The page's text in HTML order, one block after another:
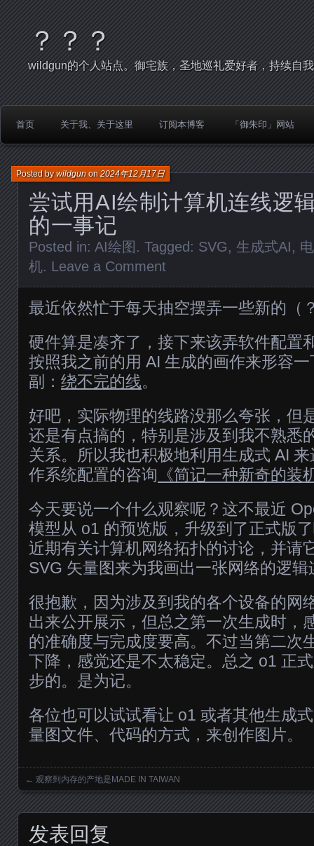
？？？
wildgun的个人站点。御宅族，圣地巡礼爱好者，持续自
首页 关于我、关于这里 订阅本博客 「御朱印」网站
尝试用AI绘制计算机连线逻
的一事记
Posted bywildgunon2024年12月17日
Posted in: AI绘图 . Tagged: SVG, 生成式AI,
机. Leave a Comment
最近依然忙于每天抽空摆弄一些新的（
硬件算是凑齐了，接下来该弄软件配置
按照我之前的用 AI 生成的画作来形容
副： 绕不完的线。
好吧，实际物理的线路没那么夸张，但
还是有点搞的，特别是涉及到我不熟悉
关系。所以我也积极地利用生成式 AI
作系统配置的咨询 《简记一种新奇的装
今天要说一个什么观察呢？这不最近
模型从 o1 的预览版，升级到了正式版
近期有关计算机网络拓扑的讨论，并请
SVG 矢量图来为我画出一张网络的逻辑
很抱歉，因为涉及到我的各个设备的网
出来公开展示，但总之第一次生成时，
的准确度与完成度要高。不过当第二次
下降，感觉还是不太稳定。总之 o1 正
步的。是为记。
各位也可以试试看让 o1 或者其他生成
量图文件、代码的方式，来创作图片。
Posts navigation
← 观察到内存的产地是MADE IN TAIWAN
发表回复